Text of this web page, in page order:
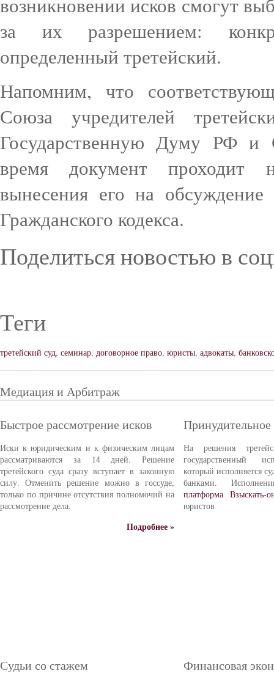
за их разрешением:
определенный третейский.
Напомним, что
Союза учредителей
Государственную Думу РФ и
время документ проходит
вынесения его на
Гражданского кодекса.
Поделиться новостью в
Теги
третейский суд, семинар, договорное право, юристы, адвокаты,
Медиация и Арбитраж
Быстрое рассмотрение исков
Иски к юридическим и к физическим лицам
рассматриваются за 14 дней. Решение
третейского суда сразу вступает в законную
силу. Отменить решение можно в госсуде,
только по причине отсутствия полномочий на
рассмотрение дела.
Подробнее »
На решения
государственный
который исполняется
банками.
платформа Взыскать-
юристов
Судьи со стажем Финансовая